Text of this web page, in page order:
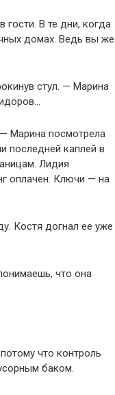
В те дни, когда
домах. Ведь вы же
стул. — Марина
Марина посмотрела
последней каплей в
Лидия
оплачен. Ключи — на
Костя догнал ее уже
что она
что контроль
баком.